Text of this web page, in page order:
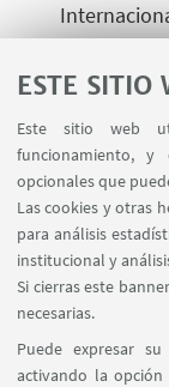
ESTE SITIO
Este sitio web
funcionamiento, y
opcionales que
Las cookies y otras
para análisis
institucional y
Si cierras este
necesarias.
Puede expresar
activando la
del Máster
LATINA
Link de
https://bit.ly/